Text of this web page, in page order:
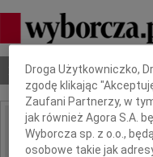
Nekrologi Odeszli
IMIĘ I NAZWISKO:
Dbamy o Twoją
Droga Użytkowniczko,
zgodę klikając
Zaufani Partnerzy, w
jak również Agora S.A.
Wyborcza sp. z o.o.,
osobowe takie jak